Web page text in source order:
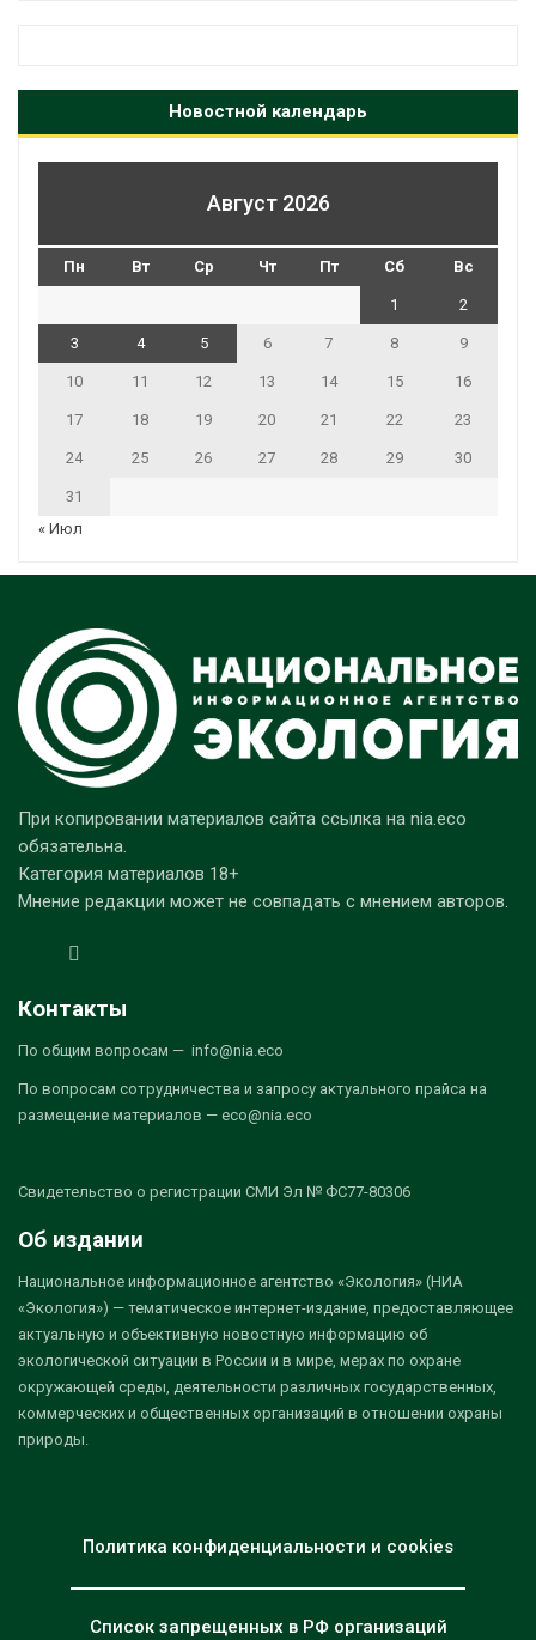
Новостной календарь
Август 2026
Пн Вт Ср Чт Пт Сб Вс
1 2
3 4 5 6 7 8 9
10 11 12 13 14 15 16
17 18 19 20 21 22 23
24 25 26 27 28 29 30
31
« Июл
При копировании материалов сайта ссылка на nia.eco
обязательна.
Категория материалов 18+
Мнение редакции может не совпадать с мнением авторов.
Контакты
По общим вопросам — info@nia.eco
По вопросам сотрудничества и запросу актуального прайса на
размещение материалов — eco@nia.eco
Свидетельство о регистрации СМИ Эл № ФС77-80306
Об издании
Национальное информационное агентство «Экология» (НИА
«Экология») — тематическое интернет-издание, предоставляющее
актуальную и объективную новостную информацию об
экологической ситуации в России и в мире, мерах по охране
окружающей среды, деятельности различных государственных,
коммерческих и общественных организаций в отношении охраны
природы.
Политика конфиденциальности и cookies
Список запрещенных в РФ организаций